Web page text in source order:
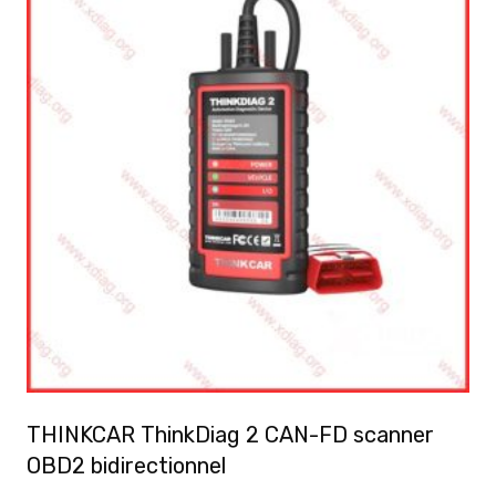
THINKCAR ThinkDiag 2 CAN-FD scanner
OBD2 bidirectionnel